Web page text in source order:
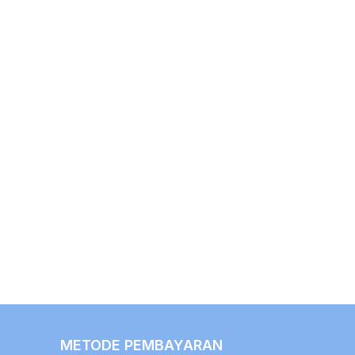
METODE PEMBAYARAN